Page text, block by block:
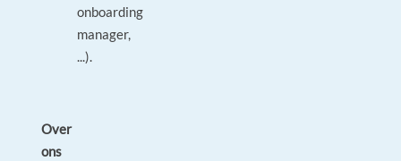
onboarding
manager,
...).
Over
ons